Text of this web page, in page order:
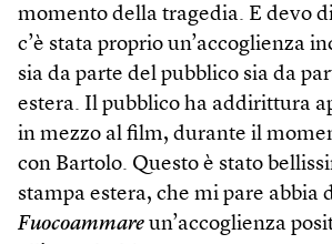
momento della tragedia. E devo
c’è stata proprio un’accoglienza
sia da parte del pubblico sia da
estera. Il pubblico ha addirittura
in mezzo al film, durante il
con Bartolo. Questo è stato
stampa estera, che mi pare abbia
Fuocoammare un’accoglienza